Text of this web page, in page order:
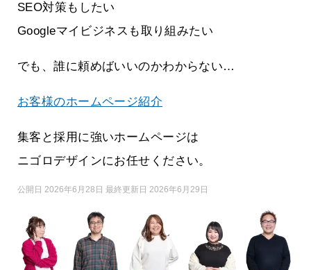
SEO対策もしたい
Googleマイビジネスも取り組みたい
でも、誰に頼めばいいのかわからない…
お客様のホームページ紹介
集客と採用に強いホームページは
ニゴロデザインにお任せください。
公開日 2026年6月28日 最終更新日 2026年6月29日